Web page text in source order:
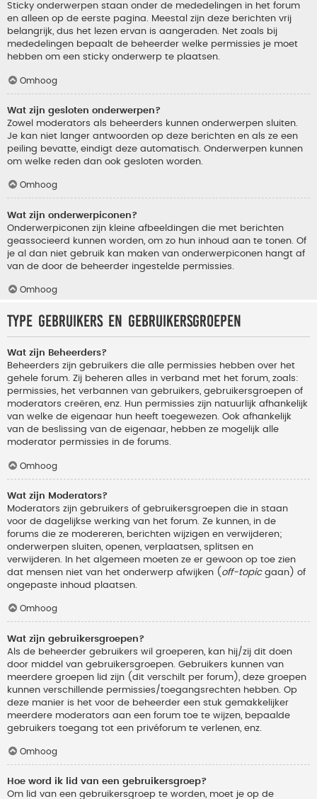
Sticky onderwerpen staan onder de mededelingen in het forum
en alleen op de eerste pagina. Meestal zijn deze berichten vrij
belangrijk, dus het lezen ervan is aangeraden. Net zoals bij
mededelingen bepaalt de beheerder welke permissies je moet
hebben om een sticky onderwerp te plaatsen.
Omhoog
Wat zijn gesloten onderwerpen?
Zowel moderators als beheerders kunnen onderwerpen sluiten.
Je kan niet langer antwoorden op deze berichten en als ze een
peiling bevatte, eindigt deze automatisch. Onderwerpen kunnen
om welke reden dan ook gesloten worden.
Omhoog
Wat zijn onderwerpiconen?
Onderwerpiconen zijn kleine afbeeldingen die met berichten
geassocieerd kunnen worden, om zo hun inhoud aan te tonen. Of
je al dan niet gebruik kan maken van onderwerpiconen hangt af
van de door de beheerder ingestelde permissies.
Omhoog
Type gebruikers en gebruikersgroepen
Wat zijn Beheerders?
Beheerders zijn gebruikers die alle permissies hebben over het
gehele forum. Zij beheren alles in verband met het forum, zoals:
permissies, het verbannen van gebruikers, gebruikersgroepen of
moderators creëren, enz. Hun permissies zijn natuurlijk afhankelijk
van welke de eigenaar hun heeft toegewezen. Ook afhankelijk
van de beslissing van de eigenaar, hebben ze mogelijk alle
moderator permissies in de forums.
Omhoog
Wat zijn Moderators?
Moderators zijn gebruikers of gebruikersgroepen die in staan
voor de dagelijkse werking van het forum. Ze kunnen, in de
forums die ze modereren, berichten wijzigen en verwijderen;
onderwerpen sluiten, openen, verplaatsen, splitsen en
verwijderen. In het algemeen moeten ze er gewoon op toe zien
dat mensen niet van het onderwerp afwijken ( off-topicgaan) of
ongepaste inhoud plaatsen.
Omhoog
Wat zijn gebruikersgroepen?
Als de beheerder gebruikers wil groeperen, kan hij/zij dit doen
door middel van gebruikersgroepen. Gebruikers kunnen van
meerdere groepen lid zijn (dit verschilt per forum), deze groepen
kunnen verschillende permissies/toegangsrechten hebben. Op
deze manier is het voor de beheerder een stuk gemakkelijker
meerdere moderators aan een forum toe te wijzen, bepaalde
gebruikers toegang tot een privéforum te verlenen, enz.
Omhoog
Hoe word ik lid van een gebruikersgroep?
Om lid van een gebruikersgroep te worden, moet je op de